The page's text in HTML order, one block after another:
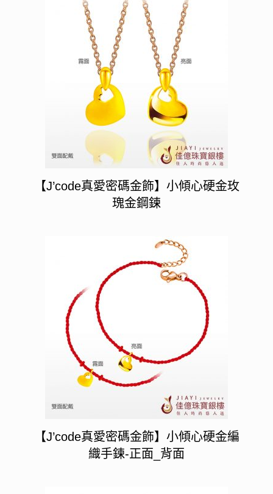
【J’code真愛密碼金飾】小傾心硬金玫
瑰金鋼鍊
【J’code真愛密碼金飾】小傾心硬金編
織手鍊-正面_背面